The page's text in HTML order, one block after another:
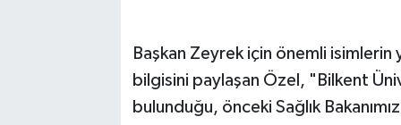
Başkan Zeyrek için önemli
bilgisini paylaşan Özel, "Bilkent
bulunduğu, önceki Sağlık